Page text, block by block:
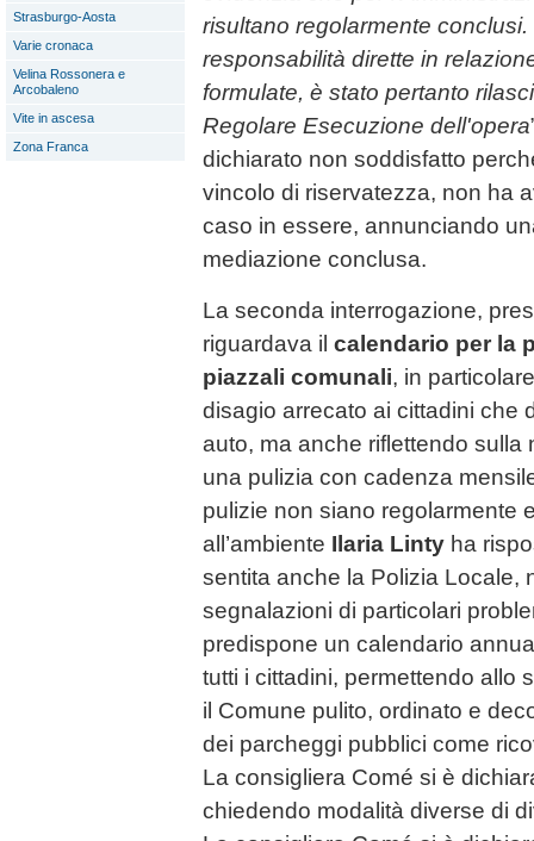
Strasburgo-Aosta
Varie cronaca
Velina Rossonera e
Arcobaleno
Vite in ascesa
Zona Franca
risultano regolarmente
responsabilità dirette in
formulate, è stato pertanto
Regolare Esecuzione dell'opera
dichiarato non soddisfatto
vincolo di riservatezza, non ha
caso in essere, annunciando
mediazione conclusa.
La seconda interrogazione,
riguardava il calendario per la
piazzali comunali, in
disagio arrecato ai cittadini che
auto, ma anche riflettendo sulla
una pulizia con cadenza
pulizie non siano regolarmente
all’ambiente Ilaria Linty ha
sentita anche la Polizia Locale,
segnalazioni di particolari
predispone un calendario
tutti i cittadini, permettendo allo
il Comune pulito, ordinato e
dei parcheggi pubblici come
La consigliera Comé si è
chiedendo modalità diverse di